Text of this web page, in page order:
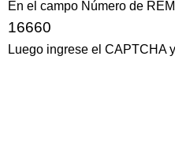
En el campo Número de
16660
Luego ingrese el CAPTCHA